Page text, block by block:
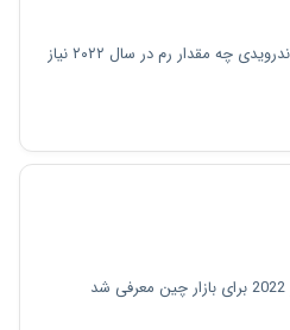
گوشی‌های اندرویدی چه مقدار رم در سال ۲۰۲۲ نیاز